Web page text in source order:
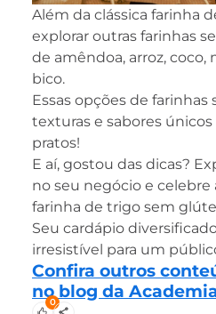
Além da clássica farinha
explorar outras farinhas
de amêndoa, arroz, coco,
bico.
Essas opções de
texturas e sabores
pratos!
E aí, gostou das dicas?
no seu negócio e celebre
farinha de trigo sem
Seu cardápio
irresistível para um
Confira outros
no blog da
0